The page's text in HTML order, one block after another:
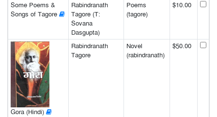
Some Poems &
Songs of Tagore
Rabindranath
Tagore (T:
Sovana
Dasgupta)
Poems
(tagore)
$10.00
Gora (Hindi)
Rabindranath
Tagore
Novel
(rabindranath)
$50.00